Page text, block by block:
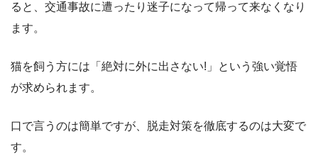
ると、交通事故に遭ったり迷子になって帰って来なくなり
ます。
猫を飼う方には「絶対に外に出さない!」という強い覚悟
が求められます。
口で言うのは簡単ですが、脱走対策を徹底するのは大変で
す。